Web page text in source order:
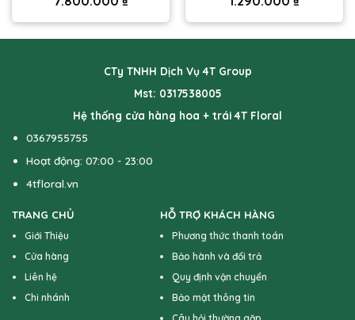
CTy TNHH Dịch Vụ 4T Group
Mst: 0317538005
Hệ thống cửa hàng hoa + trái 4T Floral
0367955755
Hoạt động: 07:00 - 23:00
4tfloral.vn
TRANG CHỦ
Giới Thiệu
Cửa hàng
Liên hệ
Chi nhánh
HỖ TRỢ KHÁCH HÀNG
Phương thức thanh toán
Bảo hành và đổi trả
Quy định vận chuyển
Bảo mật thông tin